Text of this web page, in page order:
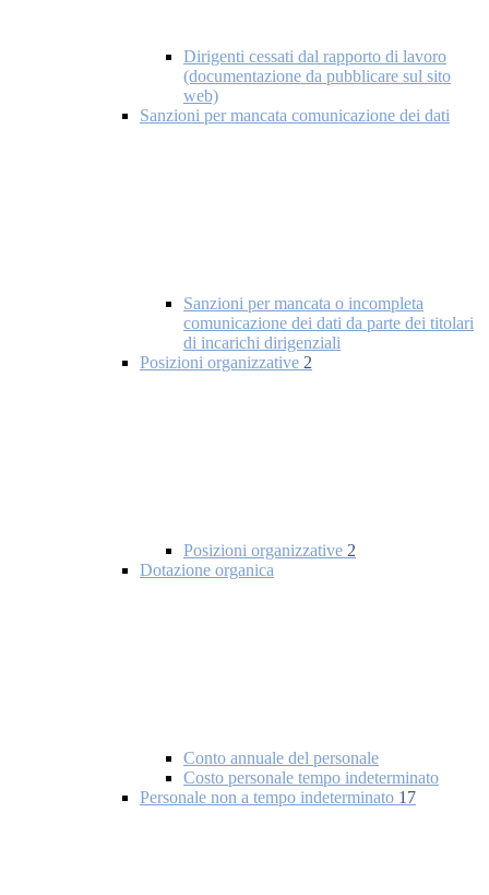
Dirigenti cessati dal rapporto di lavoro
(documentazione da pubblicare sul sito
web)
Sanzioni per mancata comunicazione dei dati
Sanzioni per mancata o incompleta
comunicazione dei dati da parte dei titolari
di incarichi dirigenziali
Posizioni organizzative 2
Posizioni organizzative 2
Dotazione organica
Conto annuale del personale
Costo personale tempo indeterminato
Personale non a tempo indeterminato 17